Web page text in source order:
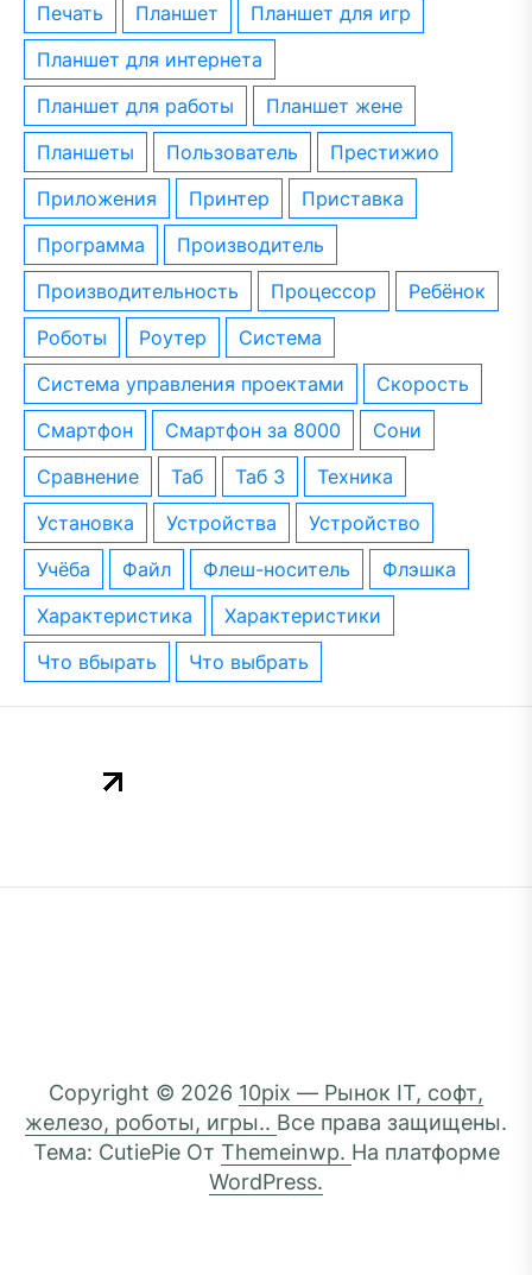
печать
планшет
планшет для игр
планшет для интернета
планшет для работы
планшет жене
планшеты
пользователь
престижио
приложения
принтер
приставка
программа
производитель
производительность
процессор
ребёнок
роботы
роутер
система
система управления проектами
скорость
смартфон
смартфон за 8000
сони
сравнение
таб таб 3
техника
установка
устройства
устройство
учёба
файл флеш-носитель
флэшка
характеристика
характеристики
что вбырать
что выбрать
Copyright © 2026 10pix — Рынок IT, софт,
железо, роботы, игры.. Все права защищены.
Тема: CutiePie От Themeinwp. На платформе
WordPress.